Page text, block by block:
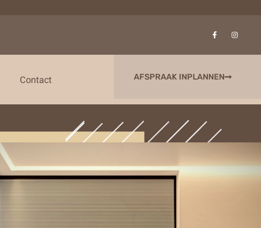
Contact AFSPRAAK INPLANNEN